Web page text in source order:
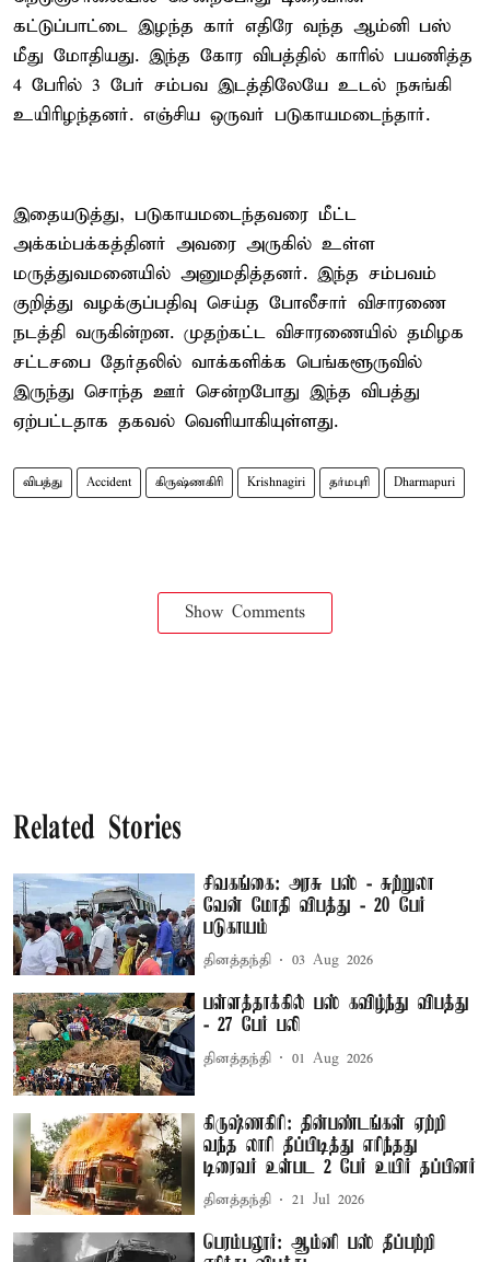
கட்டுப்பாட்டை இழந்த கார் எதிரே வந்த ஆம்னி பஸ்
மீது மோதியது. இந்த கோர விபத்தில் காரில் பயணித்த
4 பேரில் 3 பேர் சம்பவ இடத்திலேயே உடல் நசுங்கி
உயிரிழந்தனர். எஞ்சிய ஒருவர் படுகாயமடைந்தார்.
இதையடுத்து, படுகாயமடைந்தவரை மீட்ட
அக்கம்பக்கத்தினர் அவரை அருகில் உள்ள
மருத்துவமனையில் அனுமதித்தனர். இந்த சம்பவம்
குறித்து வழக்குப்பதிவு செய்த போலீசார் விசாரணை
நடத்தி வருகின்றன. முதற்கட்ட விசாரணையில் தமிழக
சட்டசபை தேர்தலில் வாக்களிக்க பெங்களூருவில்
இருந்து சொந்த ஊர் சென்றபோது இந்த விபத்து
ஏற்பட்டதாக தகவல் வெளியாகியுள்ளது.
விபத்து Accident கிருஷ்ணகிரி Krishnagiri தர்மபுரி Dharmapuri
Show Comments
Related Stories
சிவகங்கை: அரசு பஸ் - சுற்றுலா
வேன் மோதி விபத்து - 20 பேர்
படுகாயம்
தினத்தந்தி 03 Aug 2026
பள்ளத்தாக்கில் பஸ் கவிழ்ந்து விபத்து
- 27 பேர் பலி
தினத்தந்தி 01 Aug 2026
கிருஷ்ணகிரி: தின்பண்டங்கள் ஏற்றி
வந்த லாரி தீப்பிடித்து எரிந்தது
டிரைவர் உள்பட 2 பேர் உயிர் தப்பினர்
தினத்தந்தி 21 Jul 2026
பெரம்பலூர்: ஆம்னி பஸ் தீப்பற்றி